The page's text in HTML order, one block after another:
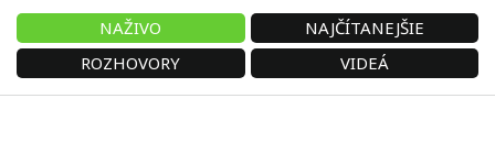
NAŽIVO
NAJČÍTANEJŠIE
ROZHOVORY
VIDEÁ